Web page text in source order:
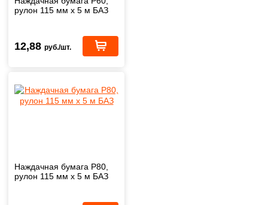
рулон 115 мм х 5 м БАЗ
12,88 руб./шт.
Наждачная бумага Р80,
рулон 115 мм х 5 м БАЗ